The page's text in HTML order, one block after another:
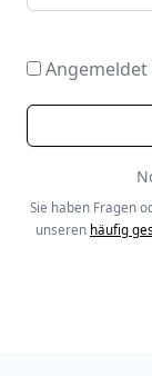
Sie haben Fragen
unseren häufig